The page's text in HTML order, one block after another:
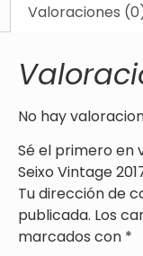
Valoraciones
No hay
Sé el primero en
Seixo Vintage
Tu dirección de
publicada. Los
marcados con *